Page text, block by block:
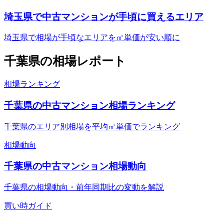
埼玉県で中古マンションが手頃に買えるエリア
埼玉県で相場が手頃なエリアを㎡単価が安い順に
千葉県の相場レポート
相場ランキング
千葉県の中古マンション相場ランキング
千葉県のエリア別相場を平均㎡単価でランキング
相場動向
千葉県の中古マンション相場動向
千葉県の相場動向・前年同期比の変動を解説
買い時ガイド